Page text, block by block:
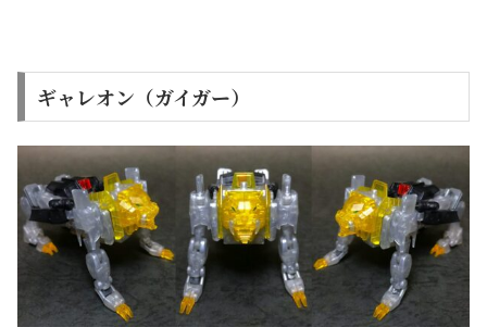
ギャレオン（ガイガー）